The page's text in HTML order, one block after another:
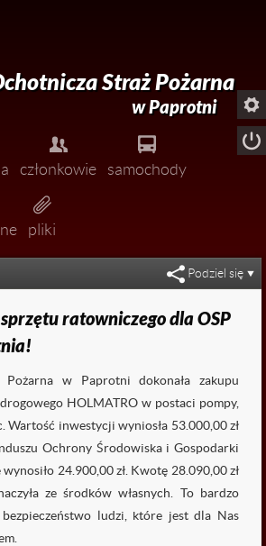
Straż Pożarna
w Paprotni

członkowie

 dołącz do nas!

samochody

pliki
Podziel się
ratowniczego dla OSP
Pożarna w Paprotni dokonała zakupu
HOLMATRO w postaci pompy,
Wartość inwestycji wyniosła 53.000,00 zł
Ochrony Środowiska i Gospodarki
24.900,00 zł. Kwotę 28.090,00 zł
ze środków własnych. To bardzo
ludzi, które jest dla Nas

